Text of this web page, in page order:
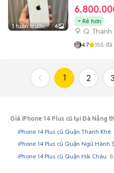
1 tuần trước 6
Rẻ hơn
Q. Thanh
4.7 155 đã
1 2 3
Giá iPhone 14 Plus cũ tại Đà Nẵng
iPhone 14 Plus cũ Quận Thanh Khê
iPhone 14 Plus cũ Quận Ngũ Hành
iPhone 14 Plus cũ Quận Hải Châu: